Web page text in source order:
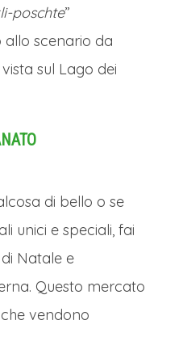
IN
rientro in hotel
– La Bella e
HOTEL
in hotel.
DI "LA
E I MERCATINI DI
poschte”
scenario da
sul Lago dei
di bello o se
unici e speciali, fai
Natale e
Questo mercato
vendono